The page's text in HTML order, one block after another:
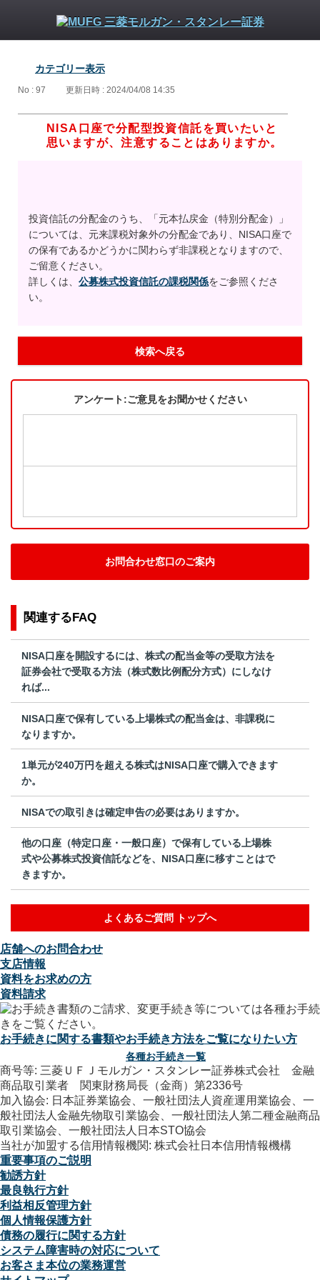
カテゴリー表示
No : 97 更新日時 : 2024/04/08 14:35
NISA口座で分配型投資信託を買いたいと
思いますが、注意することはありますか。
投資信託の分配金のうち、「元本払戻金（特別分配金）」
については、元来課税対象外の分配金であり、NISA口座で
の保有であるかどうかに関わらず非課税となりますので、
ご留意ください。
詳しくは、 公募株式投資信託の課税関係をご参照くださ
い。
検索へ戻る
アンケート:ご意見をお聞かせください
お問合わせ窓口のご案内
関連するFAQ
NISA口座を開設するには、株式の配当金等の受取方法を
証券会社で受取る方法（株式数比例配分方式）にしなけ
れば...
NISA口座で保有している上場株式の配当金は、非課税に
なりますか。
1単元が240万円を超える株式はNISA口座で購入できます
か。
NISAでの取引きは確定申告の必要はありますか。
他の口座（特定口座・一般口座）で保有している上場株
式や公募株式投資信託などを、NISA口座に移すことはで
きますか。
よくあるご質問 トップへ
店舗へのお問合わせ
支店情報
資料をお求めの方
資料請求
お手続きに関する書類やお手続き方法をご覧になりたい方
各種お手続き一覧
商号等: 三菱ＵＦＪモルガン・スタンレー証券株式会社 金融
商品取引業者 関東財務局長（金商）第2336号
加入協会: 日本証券業協会、一般社団法人資産運用業協会、一
般社団法人金融先物取引業協会、一般社団法人第二種金融商品
取引業協会、一般社団法人日本STO協会
当社が加盟する信用情報機関: 株式会社日本信用情報機構
重要事項のご説明
勧誘方針
最良執行方針
利益相反管理方針
個人情報保護方針
債務の履行に関する方針
システム障害時の対応について
お客さま本位の業務運営